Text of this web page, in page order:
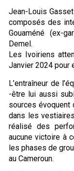
Jean-Louis
composés des
Gouaméné (ex-
Demel.
Les Ivoiriens
Janvier 2024 pour
L’entraîneur de
-être lui aussi
sources évoquent
dans les
réalisé des
aucune victoire à
les phases de
au Cameroun.